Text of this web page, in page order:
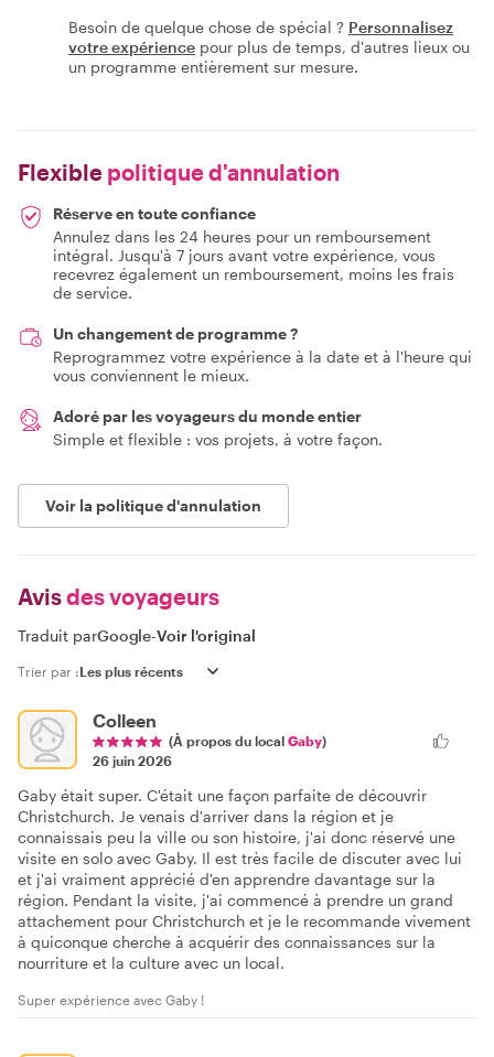
Besoin de quelque chose de spécial ? Personnalisez
votre expérience pour plus de temps, d'autres lieux ou
un programme entièrement sur mesure.
Flexible politique d'annulation
Réserve en toute confiance
Annulez dans les 24 heures pour un remboursement
intégral. Jusqu'à 7 jours avant votre expérience, vous
recevrez également un remboursement, moins les frais
de service.
Un changement de programme ?
Reprogrammez votre expérience à la date et à l'heure qui
vous conviennent le mieux.
Adoré par les voyageurs du monde entier
Simple et flexible : vos projets, à votre façon.
Voir la politique d'annulation
Avisdes voyageurs
Traduit parGoogle-Voir l'original
Trier par :
Colleen
(À propos du local Gaby)
26 juin 2026
Gaby était super. C'était une façon parfaite de découvrir
Christchurch. Je venais d'arriver dans la région et je
connaissais peu la ville ou son histoire, j'ai donc réservé une
visite en solo avec Gaby. Il est très facile de discuter avec lui
et j'ai vraiment apprécié d'en apprendre davantage sur la
région. Pendant la visite, j'ai commencé à prendre un grand
attachement pour Christchurch et je le recommande vivement
à quiconque cherche à acquérir des connaissances sur la
nourriture et la culture avec un local.
Super expérience avec Gaby !